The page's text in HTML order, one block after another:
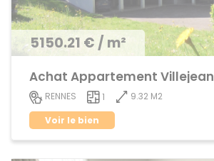
5150.21 € / m²
Achat Appartement Villejean
RENNES 1
9.32 M2
Voir le bien